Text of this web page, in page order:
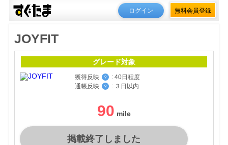
ログイン 無料会員登録
JOYFIT
グレード対象
獲得反映 ？ : 40日程度
通帳反映
？ : ３日以内
90
掲載終了しました